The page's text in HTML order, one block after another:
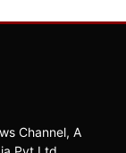
Channel, A